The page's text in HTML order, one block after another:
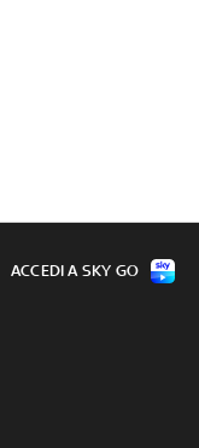
ACCEDI A SKY GO